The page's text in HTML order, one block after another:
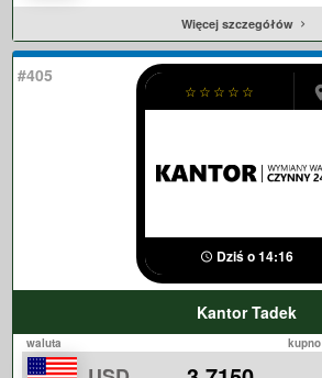
Więcej szczegółów
#405
☆
☆
☆
☆
☆
Dziś o 14:16
Kantor Tadek
waluta kupno